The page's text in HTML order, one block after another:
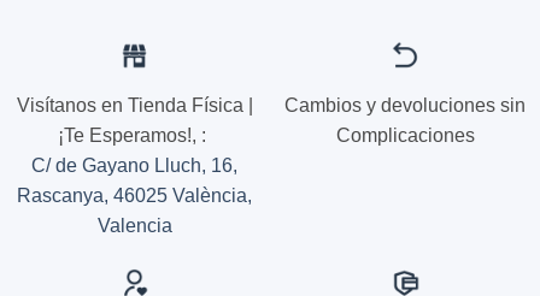
en
página
de
producto
en
Visítanos en Tienda Física |
¡Te Esperamos!, :
C/ de Gayano Lluch, 16,
Rascanya, 46025 València,
Valencia
Cambios y devoluciones sin
Complicaciones